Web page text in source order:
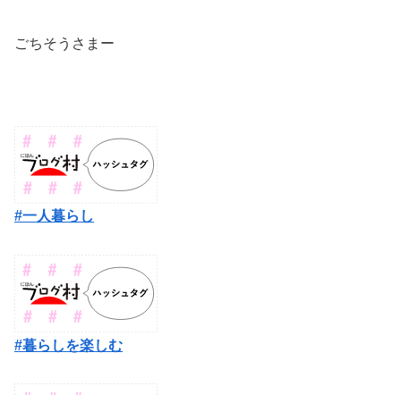
ごちそうさまー
#一人暮らし
#暮らしを楽しむ